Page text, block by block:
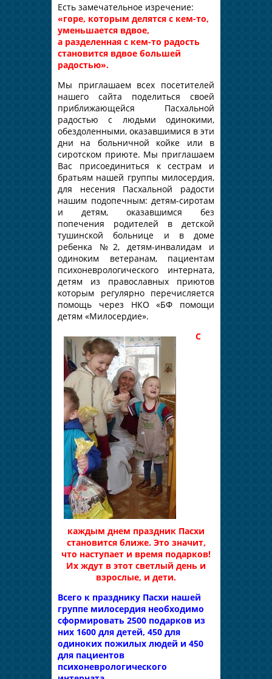
Есть замечательное изречение:
«горе, которым делятся с кем-то,
уменьшается вдвое,
а разделенная с кем-то радость
становится вдвое большей
радостью».
Мы приглашаем всех посетителей
нашего сайта поделиться своей
приближающейся Пасхальной
радостью с людьми одинокими,
обездоленными, оказавшимися в эти
дни на больничной койке или в
сиротском приюте. Мы приглашаем
Вас присоединиться к сестрам и
братьям нашей группы милосердия,
для несения Пасхальной радости
нашим подопечным: детям-сиротам
и детям, оказавшимся без
попечения родителей в детской
тушинской больнице и в доме
ребенка №2, детям-инвалидам и
одиноким ветеранам, пациентам
психоневрологического интерната,
детям из православных приютов
которым регулярно перечисляется
помощь через НКО «БФ помощи
детям «Милосердие».
С
каждым днем праздник Пасхи
становится ближе. Это значит,
что наступает и время подарков!
Их ждут в этот светлый день и
взрослые, и дети.
Всего к празднику Пасхи нашей
группе милосердия необходимо
сформировать 2500 подарков из
них 1600 для детей, 450 для
одиноких пожилых людей и 450
для пациентов
психоневрологического